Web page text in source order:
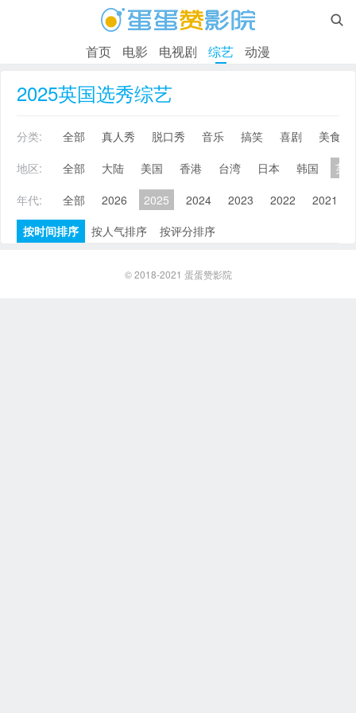

首页 电影 电视剧 综艺 动漫
2025英国选秀综艺
分类: 全部 真人秀 脱口秀 音乐 搞笑 喜剧
美食
地区:
全部 大陆 美国 香港 台湾 日本 韩国
英
年代:
全部 2026 2025 2024 2023 2022 2021
按时间排序
按人气排序 按评分排序
© 2018-2021 蛋蛋赞影院